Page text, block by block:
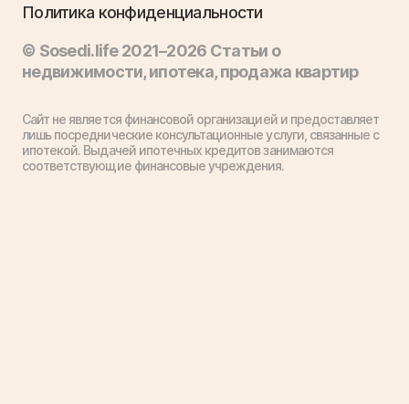
Политика конфиденциальности
© Sosedi.life 2021–2026 Статьи о
недвижимости, ипотека, продажа квартир
Сайт не является финансовой организацией и предоставляет
лишь посреднические консультационные услуги, связанные с
ипотекой. Выдачей ипотечных кредитов занимаются
соответствующие финансовые учреждения.